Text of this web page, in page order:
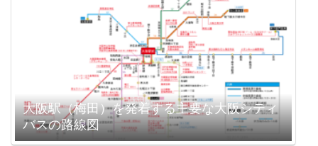
大阪駅（梅田）を発着する主要な大阪シティ
バスの路線図